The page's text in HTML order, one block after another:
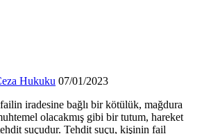
Hukuku 07/01/2023
iradesine bağlı bir kötülük, mağdura
olacakmış gibi bir tutum, hareket
suçudur. Tehdit suçu, kişinin fail